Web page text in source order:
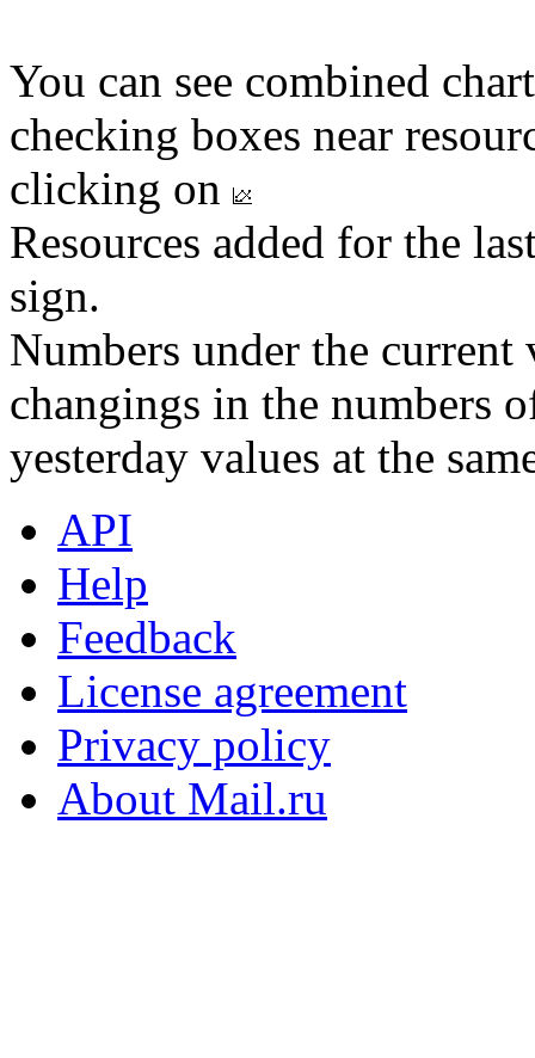
You can see combined
checking boxes near
clicking on
Resources added for the
sign.
Numbers under the
changings in the numbers
yesterday values at the
API
Help
Feedback
License agreement
Privacy policy
About Mail.ru